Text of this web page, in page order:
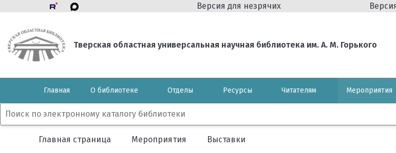
Версия для незрячих
Тверская областная универсальная научная библиотека им. А. М. Горького
Главная О библиотеке Отделы Ресурсы Читателям Мероприятия
Главная страница Мероприятия Выставки